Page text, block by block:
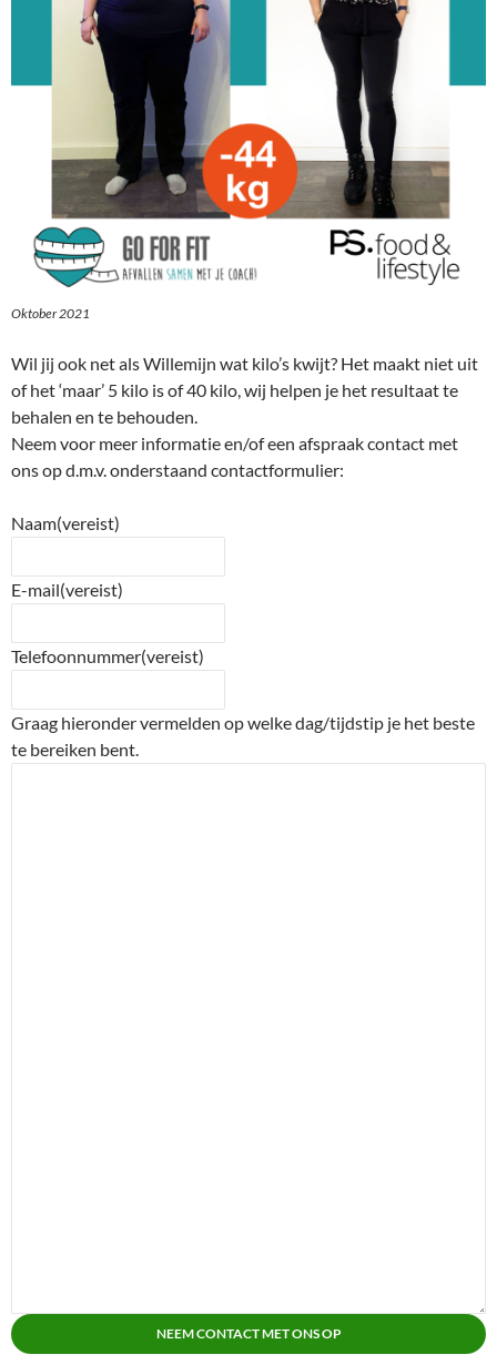
Oktober 2021
Wil jij ook net als Willemijn wat kilo’s kwijt? Het maakt niet uit
of het ‘maar’ 5 kilo is of 40 kilo, wij helpen je het resultaat te
behalen en te behouden.
Neem voor meer informatie en/of een afspraak contact met
ons op d.m.v. onderstaand contactformulier:
Naam(vereist)
E-mail(vereist)
Telefoonnummer(vereist)
Graag hieronder vermelden op welke dag/tijdstip je het beste
te bereiken bent.
NEEM CONTACT MET ONS OP